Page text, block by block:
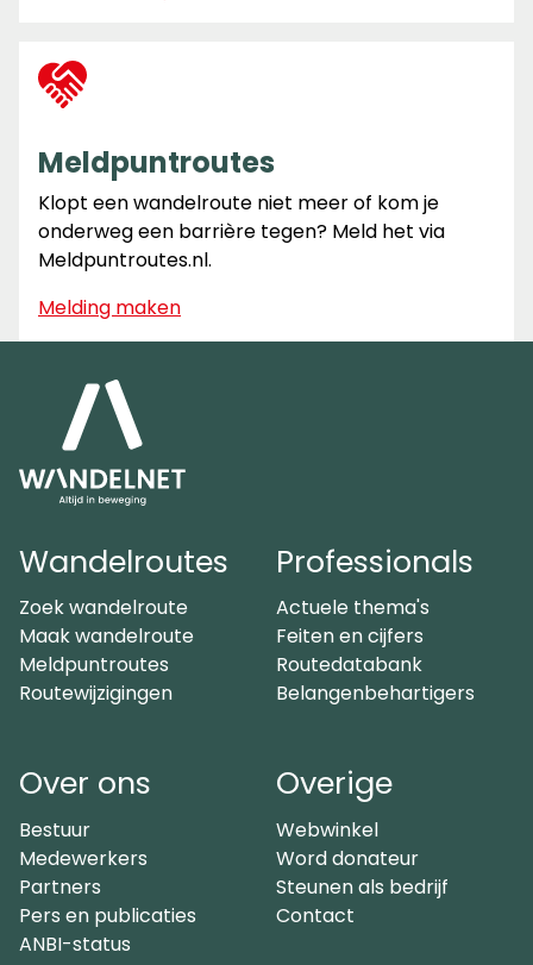
Meldpuntroutes
Klopt een wandelroute niet meer of kom je
onderweg een barrière tegen? Meld het via
Meldpuntroutes.nl.
Melding maken
Wandelroutes
Zoek wandelroute
Maak wandelroute
Meldpuntroutes
Routewijzigingen
Professionals
Actuele thema's
Feiten en cijfers
Routedatabank
Belangenbehartigers
Over ons
Bestuur
Medewerkers
Partners
Pers en publicaties
ANBI-status
Overige
Webwinkel
Word donateur
Steunen als bedrijf
Contact